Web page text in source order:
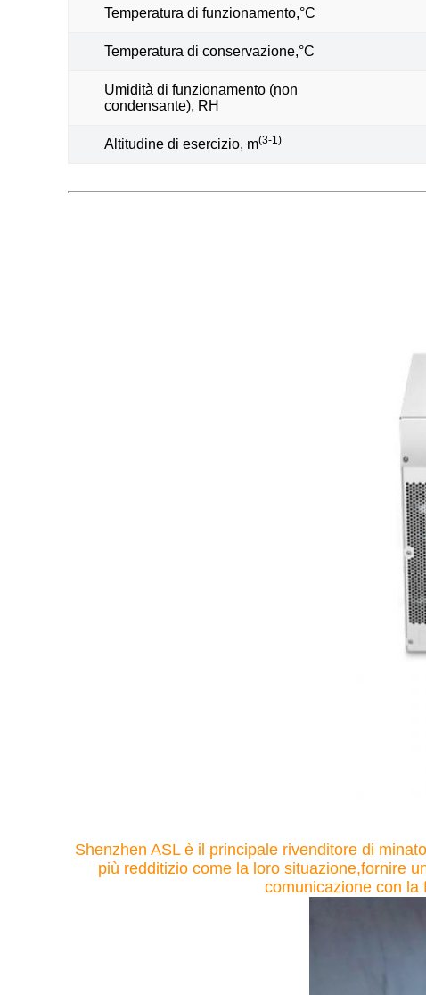
Temperatura di funzionamento,°C
Temperatura di conservazione,°C
Umidità di funzionamento (non
condensante), RH
Altitudine di esercizio, m(3-1)
Shenzhen ASL è il principale rivenditore di
più redditizio come la loro situazione,fornire
comunicazione con la